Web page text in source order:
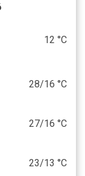
12 °C
28/16 °C
27/16 °C
23/13 °C